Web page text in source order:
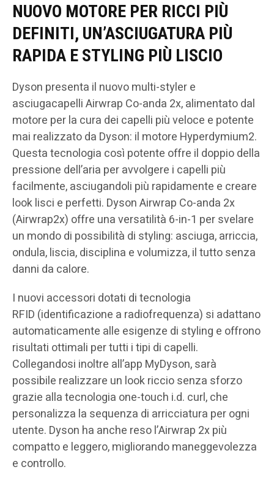
NUOVO MOTORE PER RICCI PIÙ
DEFINITI, UN’ASCIUGATURA PIÙ
RAPIDA E STYLING PIÙ LISCIO
Dyson presenta il nuovo multi-styler e
asciugacapelli Airwrap Co-anda 2x, alimentato dal
motore per la cura dei capelli più veloce e potente
mai realizzato da Dyson: il motore Hyperdymium2.
Questa tecnologia così potente offre il doppio della
pressione dell’aria per avvolgere i capelli più
facilmente, asciugandoli più rapidamente e creare
look lisci e perfetti. Dyson Airwrap Co-anda 2x
(Airwrap2x) offre una versatilità 6-in-1 per svelare
un mondo di possibilità di styling: asciuga, arriccia,
ondula, liscia, disciplina e volumizza, il tutto senza
danni da calore.
I nuovi accessori dotati di tecnologia
RFID (identificazione a radiofrequenza) si adattano
automaticamente alle esigenze di styling e offrono
risultati ottimali per tutti i tipi di capelli.
Collegandosi inoltre all’app MyDyson, sarà
possibile realizzare un look riccio senza sforzo
grazie alla tecnologia one-touch i.d. curl, che
personalizza la sequenza di arricciatura per ogni
utente. Dyson ha anche reso l’Airwrap 2x più
compatto e leggero, migliorando maneggevolezza
e controllo.